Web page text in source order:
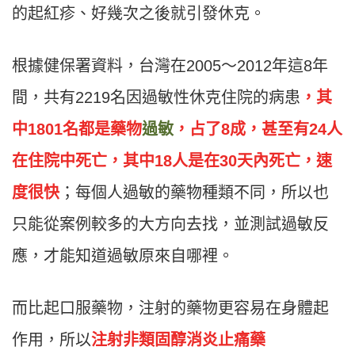
的起紅疹、好幾次之後就引發休克。
根據健保署資料，台灣在2005～2012年這8年
間，共有2219名因過敏性休克住院的病患 ，其
中1801名都是藥物過敏 ，占了8成，甚至有24人
在住院中死亡，其中18人是在30天內死亡，速
度很快 ；每個人過敏的藥物種類不同，所以也
只能從案例較多的大方向去找，並測試過敏反
應，才能知道過敏原來自哪裡。
而比起口服藥物，注射的藥物更容易在身體起
作用，所以注射非類固醇消炎止痛藥